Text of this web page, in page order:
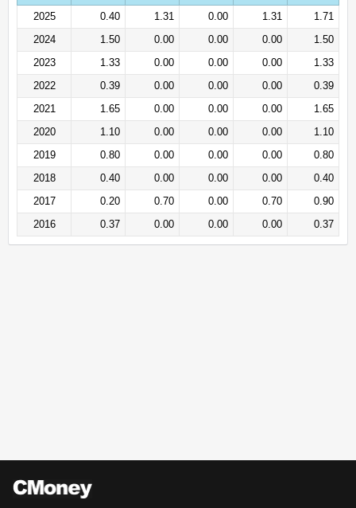
2025
0.40 1.31 0.00 1.31
1.71
2024
1.50 0.00 0.00 0.00
1.50
2023
1.33 0.00 0.00 0.00
1.33
2022
0.39 0.00 0.00 0.00
0.39
2021
1.65 0.00 0.00 0.00
1.65
2020
1.10 0.00 0.00 0.00
1.10
2019
0.80 0.00 0.00 0.00
0.80
2018
0.40 0.00 0.00 0.00
0.40
2017
0.20 0.70 0.00 0.70
0.90
2016
0.37 0.00 0.00 0.00 0.37